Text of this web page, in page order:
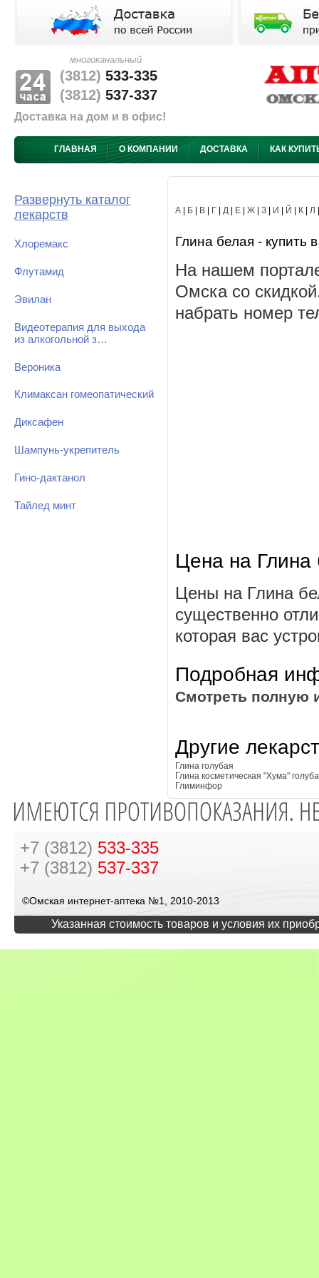
многоканальный
(3812) 533-335
(3812) 537-337
Доставка на дом и в офис!
ГЛАВНАЯ О КОМПАНИИ ДОСТАВКА КАК
Развернуть каталог
лекарств
Хлоремакс
Флутамид
Эвилан
Видеотерапия для выхода
из алкогольной з…
Вероника
Климаксан гомеопатический
Диксафен
Шампунь-укрепитель
Гино-дактанол
Тайлед минт
А Б В Г Д Е Ж З И Й К Л
Глина белая - купить
На нашем
Омска со
набрать номер
Цена на Глина
Цены на Глина
существенно
которая вас
Подробная
Смотреть полную
Другие
Глина голубая
Глина косметическая "Хума"
Глиминфор
+7 (3812) 533-335
+7 (3812) 537-337
©Омская интернет-аптека №1, 2010-2013
Указанная стоимость товаров и условия их